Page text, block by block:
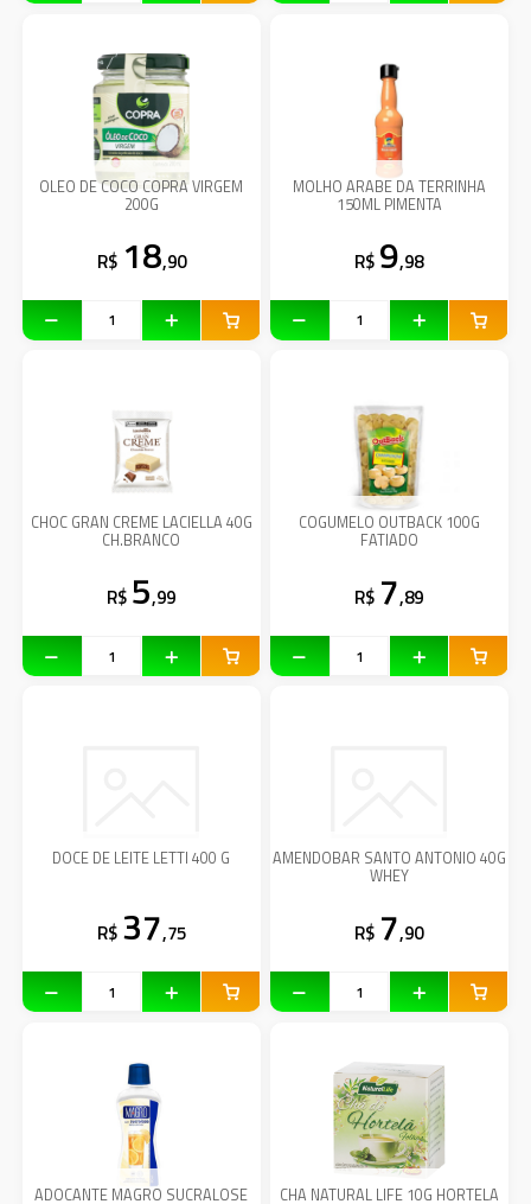
OLEO DE COCO COPRA VIRGEM
200G
R$ 18,90
MOLHO ARABE DA TERRINHA
150ML PIMENTA
R$ 9,98
CHOC GRAN CREME LACIELLA 40G
CH.BRANCO
R$ 5,99
COGUMELO OUTBACK 100G
FATIADO
R$ 7,89
DOCE DE LEITE LETTI 400 G
R$ 37,75
AMENDOBAR SANTO ANTONIO 40G
WHEY
R$ 7,90
ADOCANTE MAGRO SUCRALOSE CHA NATURAL LIFE 10G HORTELA